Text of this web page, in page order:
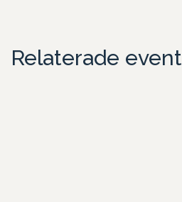
Relaterade event